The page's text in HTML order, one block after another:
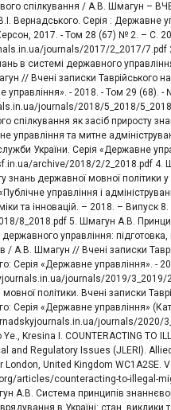
спілкування / А.В. Шмагун –
Вернадського. Серія : Державне
2017. - Том 28 (67) № 2. – С.
journals/2017/2_2017/
в системі державного
// Вчені записки Таврійського
управління». - 2018. - Том 29 (68).
journals/2018/5_2018/
спілкування як засіб приросту
управління та митне
України. Серія «Державне
archive/2018/2/2_2018.pdf 4.
знань державної мовної політики
управління і
та інновацій. – 2018. – Випуск
8_2018.pdf 5. Шмагун А.В. Принцип
управління:
/ А.В. Шмагун // Вчені записки
Серія «Державне управління». -
journals/2019/
політики. Вчені записки
Серія «Державне управління»
journals/2020/
Kresina I. COUNTERACTING TO
and Regulatory Issues (JLERI).
London, United Kingdom WC1A2SE.
articles/counteracting-to-illegal-
А.В. Система принципів
в Україні: стан, виклики